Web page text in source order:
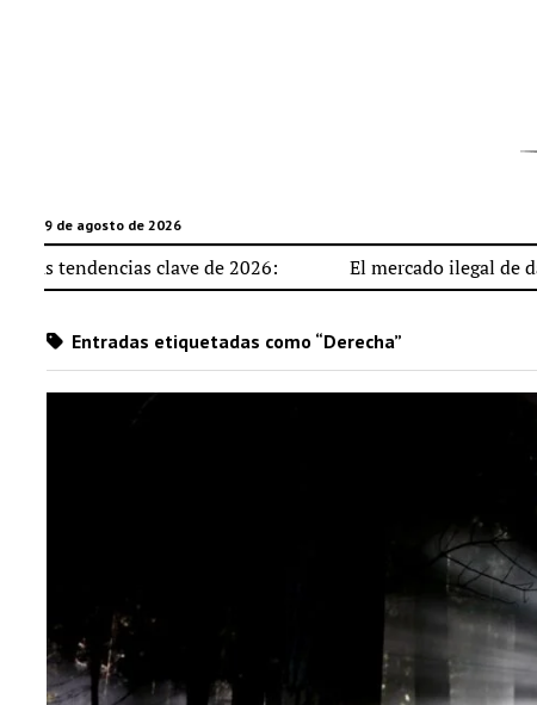
9 de agosto de 2026
clave de 2026: El mercado ilegal de datos
Entradas etiquetadas como “Derecha”